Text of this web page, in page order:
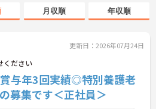
月収順 年収順
更新日：2026年07月24日
ださい
賞与年3回実績◎特別養護老
募集です＜正社員＞